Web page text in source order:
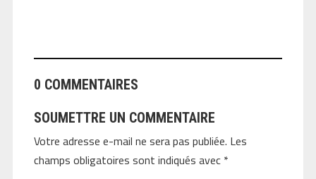
0 COMMENTAIRES
SOUMETTRE UN COMMENTAIRE
Votre adresse e-mail ne sera pas publiée. Les
champs obligatoires sont indiqués avec *